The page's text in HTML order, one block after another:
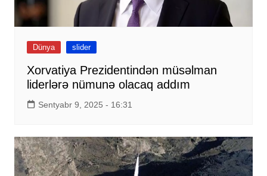
Dünya slider
Xorvatiya Prezidentindən müsəlman
liderlərə nümunə olacaq addım
Sentyabr 9, 2025 - 16:31